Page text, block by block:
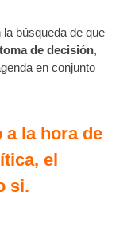
búsqueda de que
de decisión,
en conjunto
a la hora de
el
si.